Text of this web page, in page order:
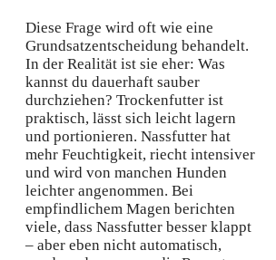
Diese Frage wird oft wie eine
Grundsatzentscheidung behandelt.
In der Realität ist sie eher: Was
kannst du dauerhaft sauber
durchziehen? Trockenfutter ist
praktisch, lässt sich leicht lagern
und portionieren. Nassfutter hat
mehr Feuchtigkeit, riecht intensiver
und wird von manchen Hunden
leichter angenommen. Bei
empfindlichem Magen berichten
viele, dass Nassfutter besser klappt
– aber eben nicht automatisch,